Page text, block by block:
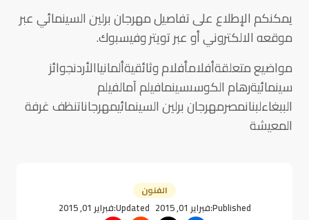
يمكنكم الإطلاع على تفاصيل مهرجان برلين السينمائي عبر
موقعه الالكتروني أو عبر تويتر وفيسبوك.
مواضيع متعلقةأفلامأفلام وثائقيةألمانياالأردنجوائز
سينمائيةرهام الكوسىسينمافيلم آمالفيلم
الببغاءلبنانمصرمهرجان برلين السينمائيمهرجاناتنظف غرفة
المعيشة
الفنون
Published:فبراير 01, 2015 Updated:فبراير 01, 2015